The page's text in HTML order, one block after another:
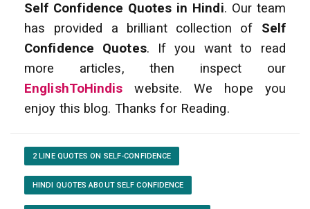
Self Confidence Quotes in Hindi. Our team
has provided a brilliant collection of Self
Confidence Quotes. If you want to read
more articles, then inspect our
EnglishToHindis website. We hope you
enjoy this blog. Thanks for Reading.
2 LINE QUOTES ON SELF-CONFIDENCE
HINDI QUOTES ABOUT SELF CONFIDENCE